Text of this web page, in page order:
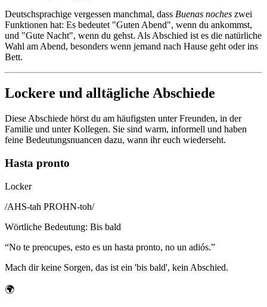
Deutschsprachige vergessen manchmal, dass Buenas noches zwei
Funktionen hat: Es bedeutet "Guten Abend", wenn du ankommst,
und "Gute Nacht", wenn du gehst. Als Abschied ist es die natürliche
Wahl am Abend, besonders wenn jemand nach Hause geht oder ins
Bett.
Lockere und alltägliche Abschiede
Diese Abschiede hörst du am häufigsten unter Freunden, in der
Familie und unter Kollegen. Sie sind warm, informell und haben
feine Bedeutungsnuancen dazu, wann ihr euch wiederseht.
Hasta pronto
Locker
/AHS-tah PROHN-toh/
Wörtliche Bedeutung: Bis bald
“No te preocupes, esto es un hasta pronto, no un adiós.”
Mach dir keine Sorgen, das ist ein 'bis bald', kein Abschied.
🌍